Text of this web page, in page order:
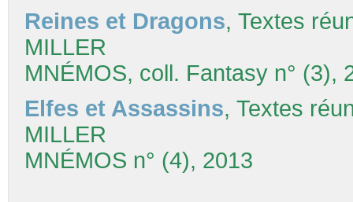
Reines et Dragons, Textes
MILLER
MNÉMOS, coll. Fantasy n° (3),
Elfes et Assassins, Textes
MILLER
MNÉMOS n° (4), 2013